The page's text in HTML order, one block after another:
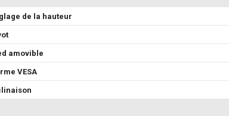
de la hauteur
amovible
VESA